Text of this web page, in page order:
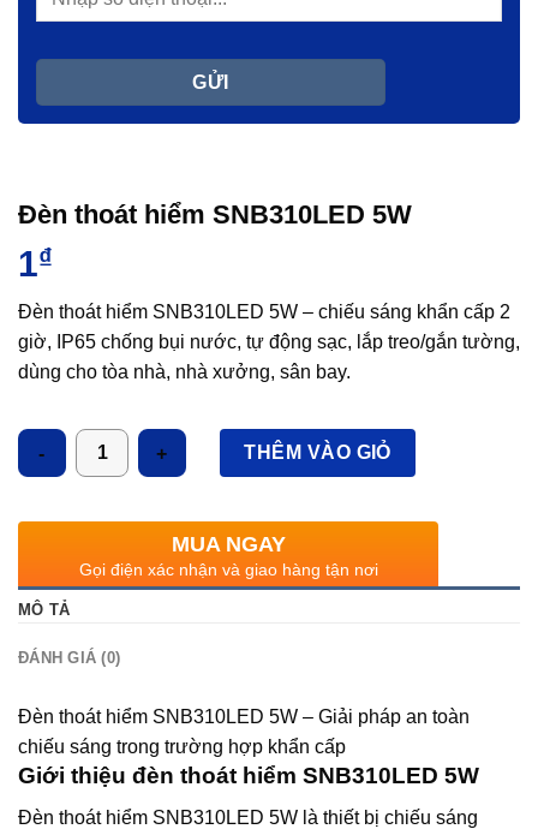
Đèn thoát hiểm SNB310LED 5W
1₫
Đèn thoát hiểm SNB310LED 5W – chiếu sáng khẩn cấp 2
giờ, IP65 chống bụi nước, tự động sạc, lắp treo/gắn tường,
dùng cho tòa nhà, nhà xưởng, sân bay.
Số lượng
THÊM VÀO GIỎ
MUA NGAY
Gọi điện xác nhận và giao hàng tận nơi
MÔ TẢ
ĐÁNH GIÁ (0)
Đèn thoát hiểm SNB310LED 5W – Giải pháp an toàn
chiếu sáng trong trường hợp khẩn cấp
Giới thiệu đèn thoát hiểm SNB310LED 5W
Đèn thoát hiểm SNB310LED 5W là thiết bị chiếu sáng